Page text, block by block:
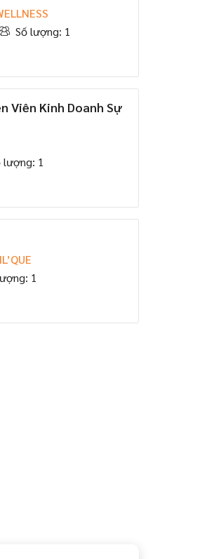
Số lượng: 1
Viên Kinh Doanh Sự
lượng: 1
1